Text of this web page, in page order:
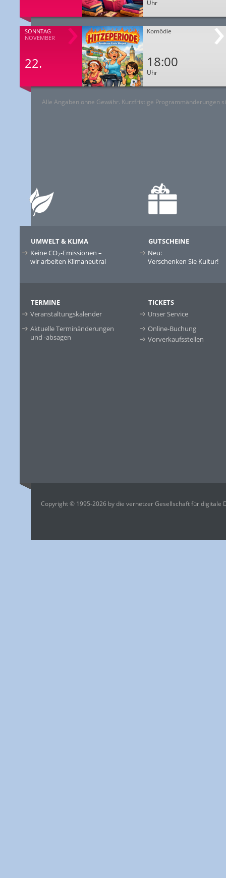
Uhr
SONNTAG
NOVEMBER
22.
Komödie
18:00
Uhr
Alle Angaben ohne Gewähr. Kurzfristige Programmänderungen
UMWELT & KLIMA
Keine CO2-Emissionen –
wir arbeiten Klimaneutral
GUTSCHEINE
Neu:
Verschenken Sie Kultur!
TERMINE
Veranstaltungskalender
Aktuelle Terminänderungen
und -absagen
TICKETS
Unser Service
Online-Buchung
Vorverkaufsstellen
Copyright © 1995-2026 by die vernetzer Gesellschaft für digitale